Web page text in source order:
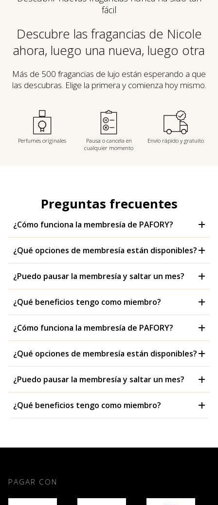
fácil
Descubre las fragancias de Nicole
ahora, luego una nueva, luego otra
Más de 500 fragancias de lujo están esperando a que
las descubras. Elige la primera y comienza hoy mismo.
Perfumes originales
Pausa o cancela en
cualquier momento
Envío rápido y gratuito
Preguntas frecuentes
¿Cómo funciona la membresía de PAFORY?
¿Qué opciones de membresía están disponibles?
¿Puedo pausar la membresía y saltar un mes?
¿Qué beneficios tengo como miembro?
¿Cómo funciona la membresía de PAFORY?
¿Qué opciones de membresía están disponibles?
¿Puedo pausar la membresía y saltar un mes?
¿Qué beneficios tengo como miembro?
PAGAR CON